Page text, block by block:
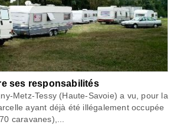
ses responsabilités
Metz-Tessy (Haute-Savoie) a vu, pour la
ayant déjà été illégalement occupée
caravanes),...